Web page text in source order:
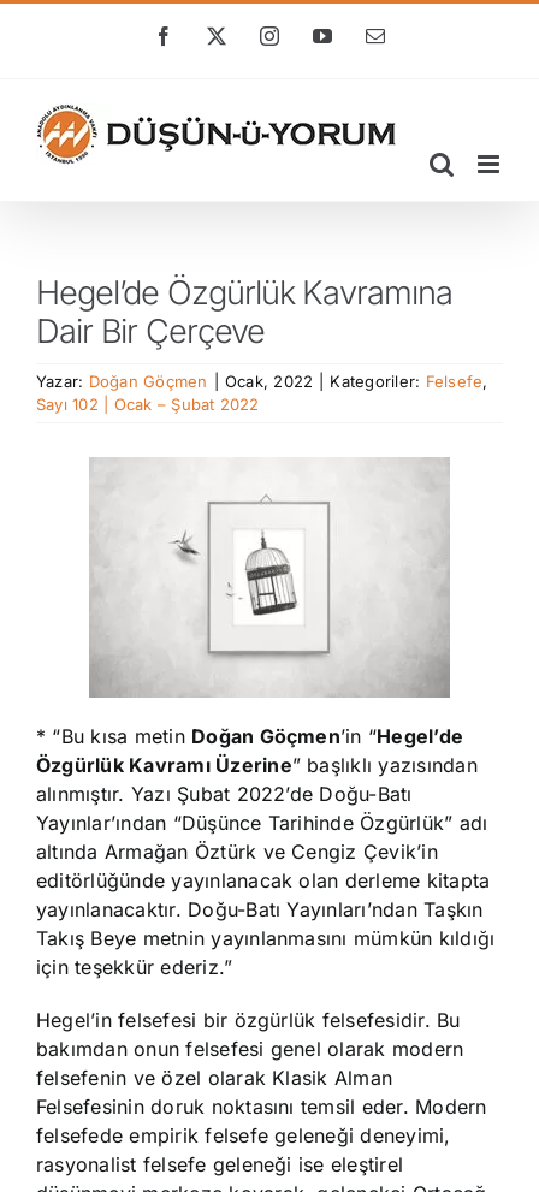
Facebook
X InstagramYouTube
E-
Hegel’de Özgürlük Kavramına
Dair Bir Çerçeve
Yazar: Doğan Göçmen Ocak, 2022 Kategoriler: Felsefe,
Sayı 102 | Ocak – Şubat 2022
* “Bu kısa metin Doğan Göçmen’in “Hegel’de
Özgürlük Kavramı Üzerine” başlıklı yazısından
alınmıştır. Yazı Şubat 2022’de Doğu-Batı
Yayınlar’ından “Düşünce Tarihinde Özgürlük” adı
altında Armağan Öztürk ve Cengiz Çevik’in
editörlüğünde yayınlanacak olan derleme kitapta
yayınlanacaktır. Doğu-Batı Yayınları’ndan Taşkın
Takış Beye metnin yayınlanmasını mümkün kıldığı
için teşekkür ederiz.”
Hegel’in felsefesi bir özgürlük felsefesidir. Bu
bakımdan onun felsefesi genel olarak modern
felsefenin ve özel olarak Klasik Alman
Felsefesinin doruk noktasını temsil eder. Modern
felsefede empirik felsefe geleneği deneyimi,
rasyonalist felsefe geleneği ise eleştirel